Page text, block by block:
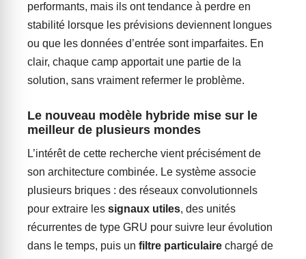
performants, mais ils ont tendance à perdre en
stabilité lorsque les prévisions deviennent longues
ou que les données d’entrée sont imparfaites. En
clair, chaque camp apportait une partie de la
solution, sans vraiment refermer le problème.
Le nouveau modèle hybride mise sur le
meilleur de plusieurs mondes
L’intérêt de cette recherche vient précisément de
son architecture combinée. Le système associe
plusieurs briques : des réseaux convolutionnels
pour extraire les signaux utiles, des unités
récurrentes de type GRU pour suivre leur évolution
dans le temps, puis un filtre particulaire chargé de